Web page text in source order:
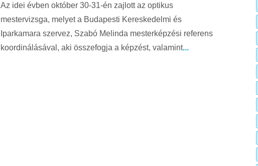
Az idei évben október 30-31-én zajlott az optikus
mestervizsga, melyet a Budapesti Kereskedelmi és
Iparkamara szervez, Szabó Melinda mesterképzési referens
koordinálásával, aki összefogja a képzést, valamint...